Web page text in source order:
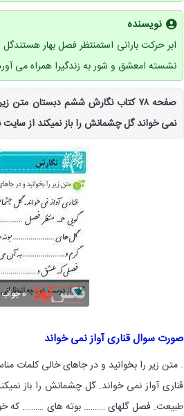
نویسنده
ابر حرکت بارانی استمنتظر فصل بهار هستندگل
نشسته امعشق و شور به زندگیرا همراه می
صفحه ۷۸ کتاب نگارش ششم دبستان
نمی خواند گل چشمانش را باز نمیکند از
صورت سوال قناری آواز نمی خواند
. متن زیر را بخوانید و در جاهای خالی کلمات
قناری آواز نمی خواند. گل چشمانش را باز
طبیعت. فصل گلهای ………. بوته های ………. که